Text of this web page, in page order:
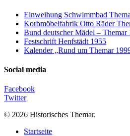
Einweihung Schwimmbad
Korbmöbelfabrik Otto Räder
Bund deutscher Mädel – Themar
Festschrift Henfstädt 1955
Kalender „Rund um Themar
Social media
Facebook
Twitter
© 2026 Historisches Themar.
Close
Startseite